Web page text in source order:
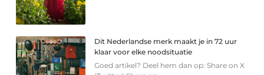
Dit Nederlandse merk maakt je in 72 uur
klaar voor elke noodsituatie
Goed artikel? Deel hem dan op: Share on X